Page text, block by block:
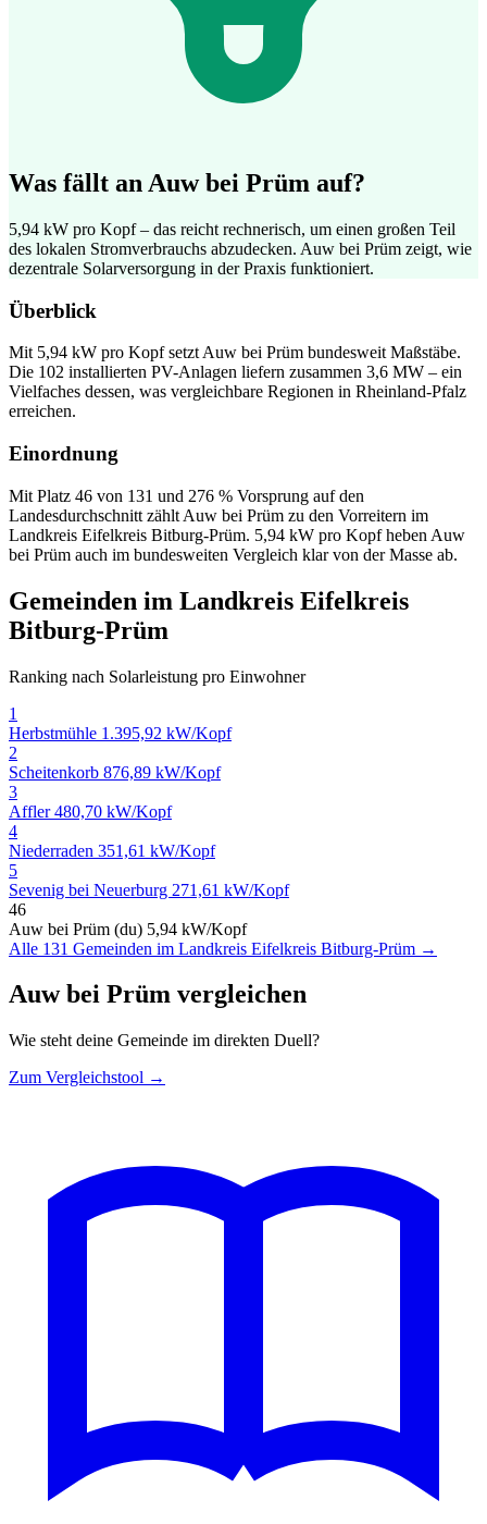
Was fällt an Auw bei Prüm auf?
5,94 kW pro Kopf – das reicht rechnerisch, um einen großen Teil
des lokalen Stromverbrauchs abzudecken. Auw bei Prüm zeigt, wie
dezentrale Solarversorgung in der Praxis funktioniert.
Überblick
Mit 5,94 kW pro Kopf setzt Auw bei Prüm bundesweit Maßstäbe.
Die 102 installierten PV-Anlagen liefern zusammen 3,6 MW – ein
Vielfaches dessen, was vergleichbare Regionen in Rheinland-Pfalz
erreichen.
Einordnung
Mit Platz 46 von 131 und 276 % Vorsprung auf den
Landesdurchschnitt zählt Auw bei Prüm zu den Vorreitern im
Landkreis Eifelkreis Bitburg-Prüm. 5,94 kW pro Kopf heben Auw
bei Prüm auch im bundesweiten Vergleich klar von der Masse ab.
Gemeinden im Landkreis Eifelkreis
Bitburg-Prüm
Ranking nach Solarleistung pro Einwohner
1
Herbstmühle 1.395,92 kW/Kopf
2
Scheitenkorb 876,89 kW/Kopf
3
Affler480,70 kW/Kopf
4
Niederraden 351,61 kW/Kopf
5
Sevenig bei Neuerburg 271,61 kW/Kopf
46
Auw bei Prüm (du) 5,94 kW/Kopf
Alle 131 Gemeinden im Landkreis Eifelkreis Bitburg-Prüm →
Auw bei Prüm vergleichen
Wie steht deine Gemeinde im direkten Duell?
Zum Vergleichstool →